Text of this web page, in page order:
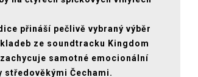
přináší pečlivě vybraný výběr
ze soundtracku Kingdom
samotné emocionální
Čechami.